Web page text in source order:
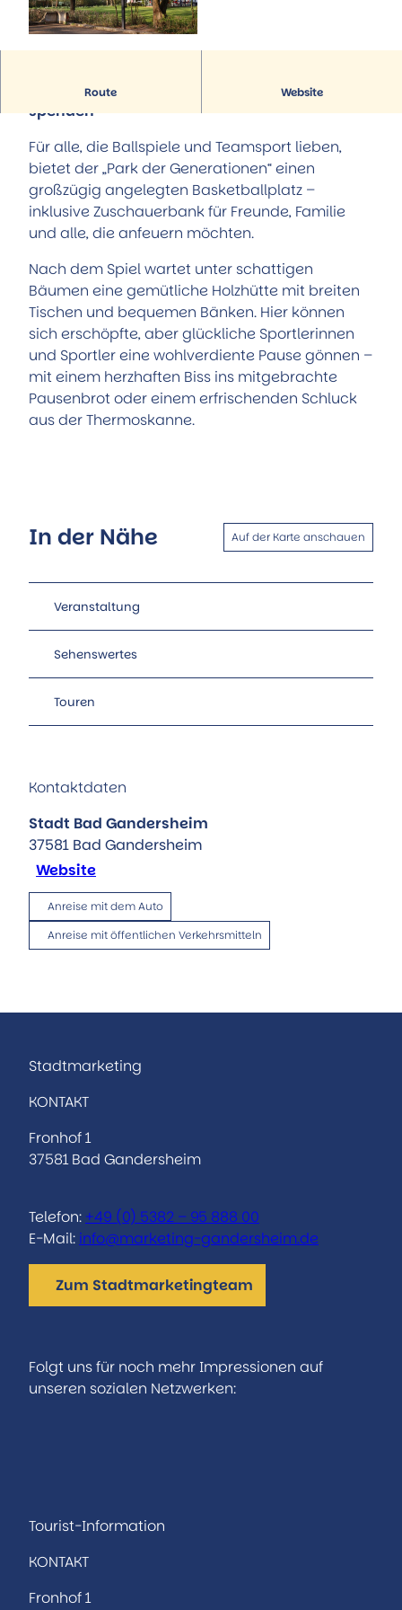
Führungen
Museum Portal zur Geschichte
StadtMuseum
Künstler & Ausstellungen
Kunst unter freiem Himmel
Alle Themen
Trinkbrunnenhäuschen der Sole-Quelle
Natur-Solefreibad
Kurparkanlagen
Aktiv & Familie
Wandern
Natur-Solefreibad
Flugplatz
Pony-Gestüt
Kino
Weitere Freizeit- und Sportangebote
Service
Tourist-Information
Prospekte
Öffentliche Toiletten
Stadtplan
Aktuelles
Anreise
Team
CC-BY-SA
Route Website
Wo Bälle fliegen und Bäume Schatten
spenden
Für alle, die Ballspiele und Teamsport lieben,
bietet der „Park der Generationen“ einen
großzügig angelegten Basketballplatz –
inklusive Zuschauerbank für Freunde, Familie
und alle, die anfeuern möchten.
Nach dem Spiel wartet unter schattigen
Bäumen eine gemütliche Holzhütte mit breiten
Tischen und bequemen Bänken. Hier können
sich erschöpfte, aber glückliche Sportlerinnen
und Sportler eine wohlverdiente Pause gönnen –
mit einem herzhaften Biss ins mitgebrachte
Pausenbrot oder einem erfrischenden Schluck
aus der Thermoskanne.
In der Nähe Auf der Karte anschauen
Veranstaltung
Sehenswertes
Touren
Kontaktdaten
Stadt Bad Gandersheim
37581 Bad Gandersheim
Website
Anreise mit dem Auto
Anreise mit öffentlichen Verkehrsmitteln
Stadtmarketing
KONTAKT
Fronhof 1
37581 Bad Gandersheim
Telefon: +49 (0) 5382 – 95 888 00
E-Mail: info@marketing-gandersheim.de
Zum Stadtmarketingteam
Folgt uns für noch mehr Impressionen auf
unseren sozialen Netzwerken:
a
r
a
b
o
k
Tourist-Information
KONTAKT
Fronhof 1